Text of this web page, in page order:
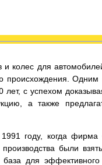
и колес для
происхождения. Одним
с успехом
а также
году, когда
были
для